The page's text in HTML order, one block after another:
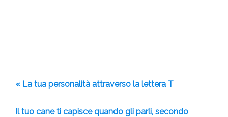
« La tua personalità attraverso la lettera T
Il tuo cane ti capisce quando gli parli, secondo